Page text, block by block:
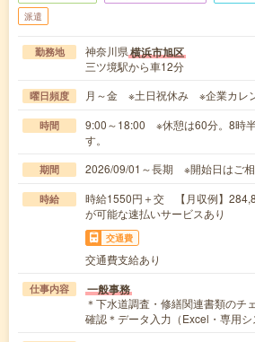
派遣
勤務地 神奈川県横浜市旭区
三ツ境駅から車12分
曜日頻度 月～金 ※土日祝休み ※企業カレン
時間
9:00～18:00 ※休憩は60分。8時
す。
期間 2026/09/01～長期 ※開始日はご
時給
時給1550円＋交 【月収例】
が可能な速払いサービスあり
交通費
交通費支給あり
仕事内容 一般事務
＊下水道調査・修繕関連書類のチ
確認＊データ入力（Excel・専用